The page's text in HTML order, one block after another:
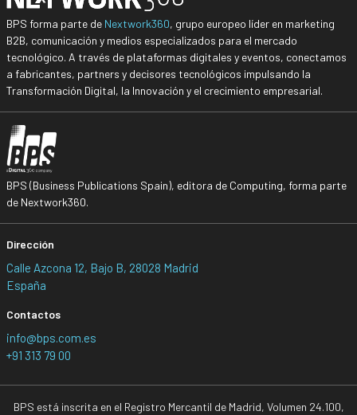
BPS forma parte de Nextwork360, grupo europeo líder en marketing
B2B, comunicación y medios especializados para el mercado
tecnológico. A través de plataformas digitales y eventos, conectamos
a fabricantes, partners y decisores tecnológicos impulsando la
Transformación Digital, la Innovación y el crecimiento empresarial.
BPS (Business Publications Spain), editora de Computing, forma parte
de Nextwork360.
Dirección
Calle Azcona 12, Bajo B, 28028 Madrid
España
Contactos
info@bps.com.es
+91 313 79 00
BPS está inscrita en el Registro Mercantil de Madrid, Volumen 24.100,